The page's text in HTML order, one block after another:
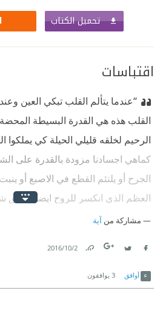
تحميل الكتاب
اقتباسات
“عندما يتألم القلب تبكي العين
القلب هذه هي القدرة البسيطة المحضة
الرحيم لخلقه قليلي الحيلة كي يملكوا
كماهي اجسادنا مزودة بالقدرة على
الجرح أو يلتئم القطع في الاصبع أو
العظم الذي انكسر للروح ايضا منطق
لكي تتجاوز فجيعتها الخاصة ولكل منا
مشاركة من آية
2‏/10‏/2016
أوافق 3 يوافقون